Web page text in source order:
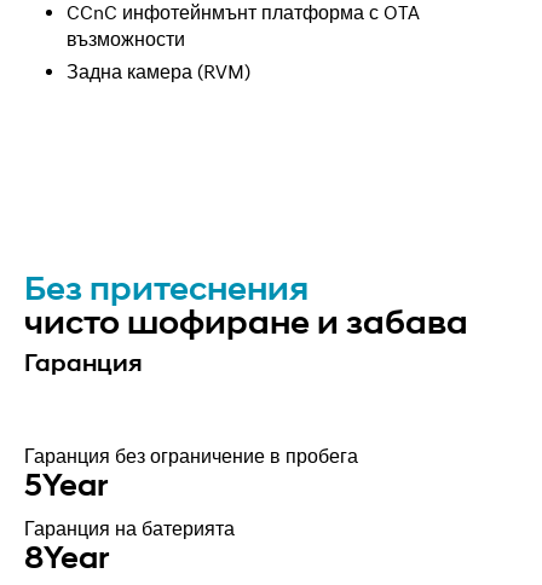
CCnC инфотейнмънт платформа с OTA
възможности
Задна камера (RVM)
Без притеснения
чисто шофиране и забава
Гаранция
Гаранция без ограничение в пробега
5Year
Гаранция на батерията
8Year